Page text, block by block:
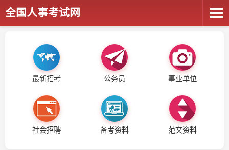
全国人事考试网
最新招考 公务员 事业单位
社会招聘 备考资料 范文资料